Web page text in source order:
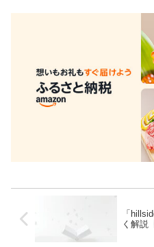
「
く解説